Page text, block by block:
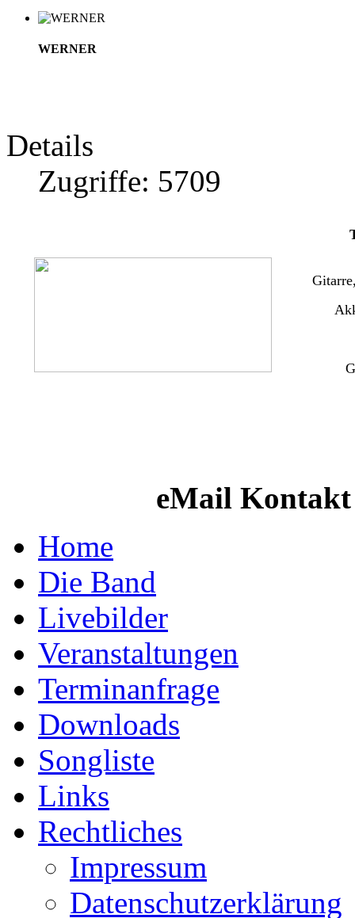
WERNER
Details
Zugriffe: 5709
eMail
Home
Die Band
Livebilder
Veranstaltungen
Terminanfrage
Downloads
Songliste
Links
Rechtliches
Impressum
Datenschutzerklärung